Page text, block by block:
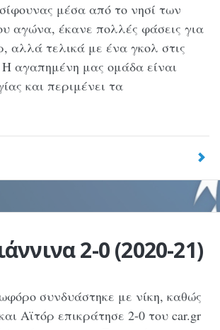
μέσα από το νησί των
αγώνα, έκανε πολλές φάσεις για
αλλά τελικά με ένα γκολ στις
αγαπημένη μας ομάδα είναι
και περιμένει τα
2-0 (2020-21)
συνδυάστηκε με νίκη, καθώς
Αϊτόρ επικράτησε 2-0 του car.gr